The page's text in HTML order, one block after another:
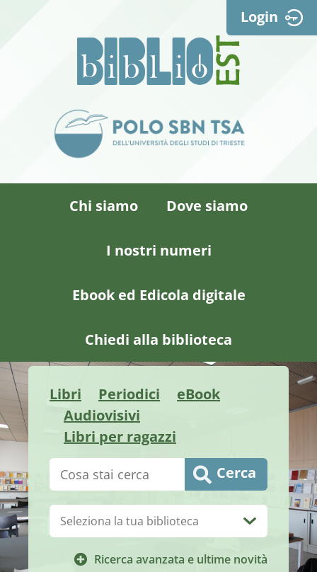
Login
Chi siamo Dove siamo
I nostri numeri
Ebook ed Edicola digitale
Chiedi alla biblioteca
Libri Periodici
eBook
Audiovisivi
Libri per ragazzi
Cerca su "Catalogo" Cerca
Ricerca avanzata e ultime novità
Biblioteca: